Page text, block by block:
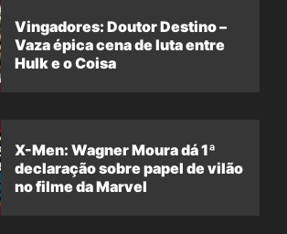
Vingadores: Doutor Destino –
Vaza épica cena de luta entre
Hulk e o Coisa
X-Men: Wagner Moura dá 1ª
declaração sobre papel de vilão
no filme da Marvel